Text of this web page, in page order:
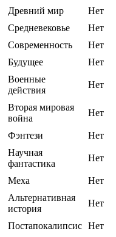
Древний мир
Нет
Средневековье
Нет
Современность
Нет
Будущее
Нет
Военные
действия
Нет
Вторая мировая
война
Нет
Фэнтези
Нет
Научная
фантастика
Нет
Меха
Нет
Альтернативная
история
Нет
Постапокалипсис Нет